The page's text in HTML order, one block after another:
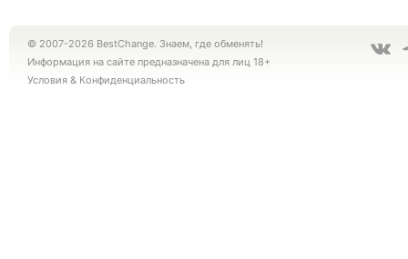
© 2007-2026 BestChange. Знаем, где обменять!
Информация на сайте предназначена для лиц 18+
Условия & Конфиденциальность